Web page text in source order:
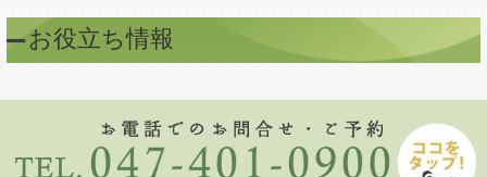
お役立ち情報